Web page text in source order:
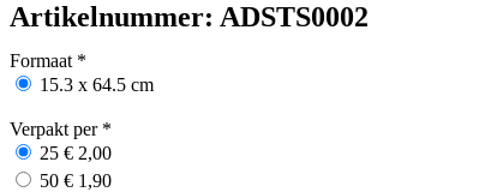
Artikelnummer: ADSTS0002
Formaat *
15.3 x 64.5 cm
Verpakt per*
25 € 2,00
50 € 1,90